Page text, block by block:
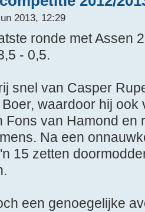
2013, 12:29
ronde met Assen
- 0,5.
snel van Casper
waardoor hij ook
Fons van Hamond en
Na een
15 zetten
een genoegelijke